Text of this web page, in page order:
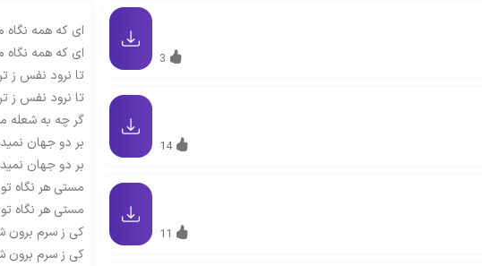
ای که همه نگاه
ای که همه نگاه
تا نرود نفس ز
تا نرود نفس ز
گر چه به شعله
بر دو جهان
بر دو جهان
مستی هر نگاه
مستی هر نگاه
کی ز سرم برون
کی ز سرم برون
3
14
11